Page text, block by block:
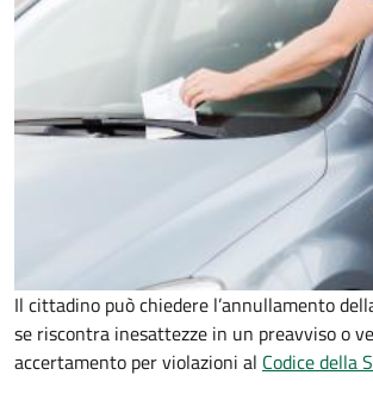
Il cittadino può chiedere l’annullamento
se riscontra inesattezze in un preavviso o
accertamento per violazioni al Codice della